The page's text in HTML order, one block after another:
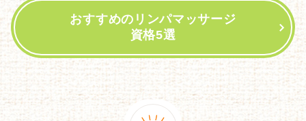
おすすめのリンパマッサージ
資格5選